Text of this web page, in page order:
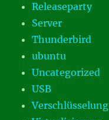
Releaseparty
Server
Thunderbird
ubuntu
Uncategorized
USB
Verschlüsselung